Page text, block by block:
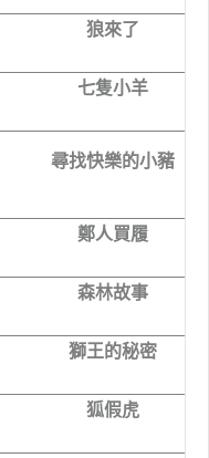
狼來了
七隻小羊
尋找快樂的小豬
鄭人買履
森林故事
獅王的秘密
狐假虎